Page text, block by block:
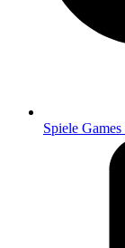
Spiele